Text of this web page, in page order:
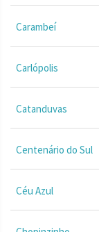
Carambeí
Carlópolis
Catanduvas
Centenário do Sul
Céu Azul